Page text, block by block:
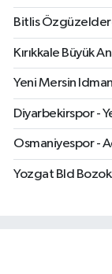
Bitlis
Kırıkkale Büyük
Yeni Mersin
Diyarbekirspor -
Osmaniyespor -
Yozgat Bld